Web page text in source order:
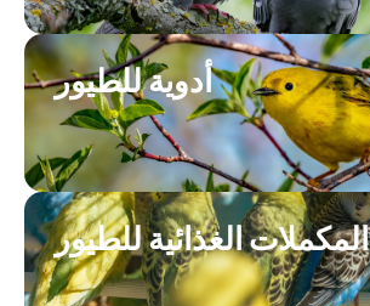
أدوية للطيور
المكملات الغذائية للطيور